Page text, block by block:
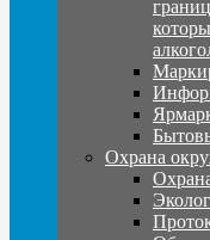
Охрана